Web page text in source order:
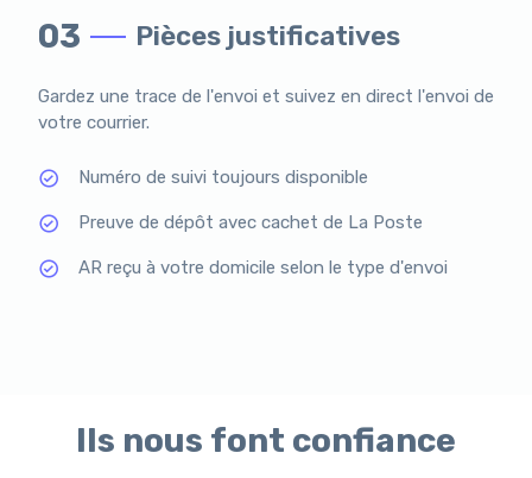
03 Pièces justificatives
Gardez une trace de l'envoi et suivez en direct l'envoi de
votre courrier.
Numéro de suivi toujours disponible
Preuve de dépôt avec cachet de La Poste
AR reçu à votre domicile selon le type d'envoi
Ils nous font confiance